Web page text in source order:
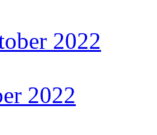
2022
2022